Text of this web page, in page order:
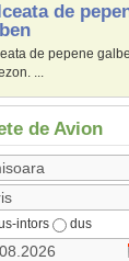
de
de pepene
...
de Avion
intors dus